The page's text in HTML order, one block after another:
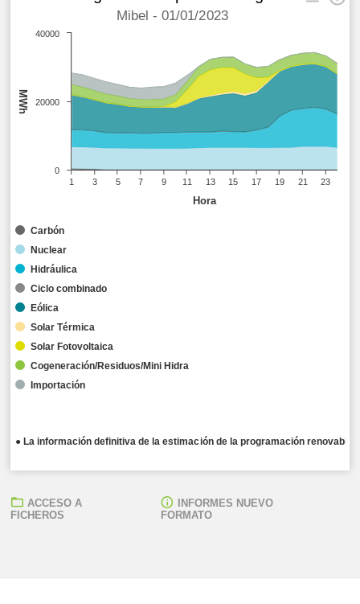
Hora
MWh
● La información definitiva de la estimación de la programación
Mibel - 01/01/2023
Carbón
Nuclear
Hidráulica
Ciclo combinado
Eólica
Solar Térmica
Solar Fotovoltaica
Cogeneración/Residuos/Mini Hidra
Importación
1 3 5 7 9 11 13 15 17 19 21 23
0
20000
40000
ACCESO A
FICHEROS
INFORMES NUEVO
FORMATO